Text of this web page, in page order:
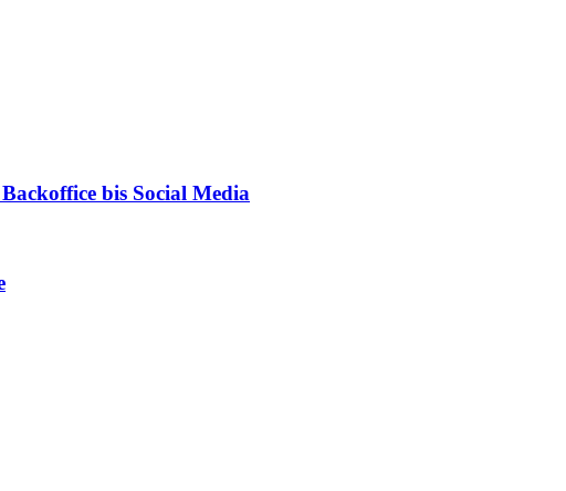
bis Social Media